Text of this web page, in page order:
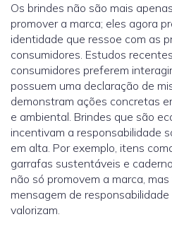
Os brindes não são mais
promover a marca; eles agora
identidade que ressoe com as
consumidores. Estudos
consumidores preferem
possuem uma declaração de
demonstram ações concretas
e ambiental. Brindes que são
incentivam a responsabilidade
em alta. Por exemplo, itens
garrafas sustentáveis e
não só promovem a marca,
mensagem de
valorizam.